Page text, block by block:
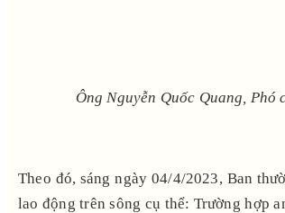
Ông Nguyễn Quốc Quang,
Theo đó, sáng ngày 04/4/2023, Ban
lao động trên sông cụ thể: Trường hợp